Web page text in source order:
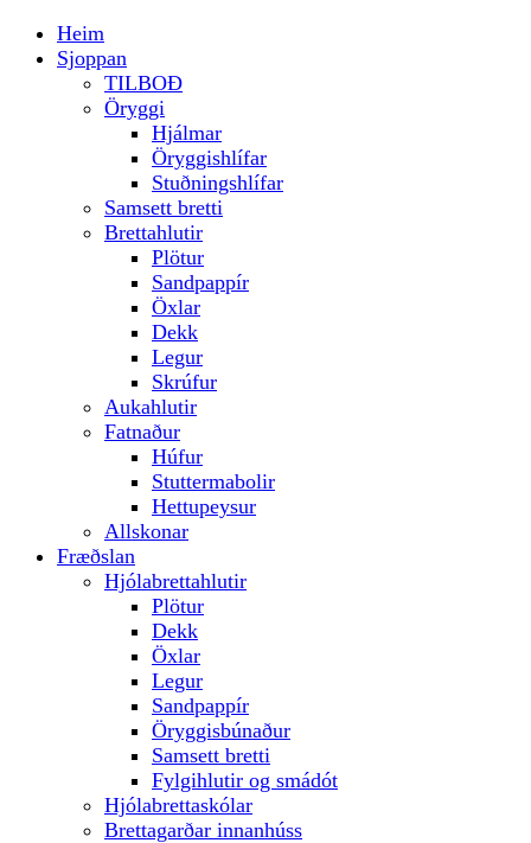
Heim
Sjoppan
TILBOÐ
Öryggi
Hjálmar
Öryggishlífar
Stuðningshlífar
Samsett bretti
Brettahlutir
Plötur
Sandpappír
Öxlar
Dekk
Legur
Skrúfur
Aukahlutir
Fatnaður
Húfur
Stuttermabolir
Hettupeysur
Allskonar
Fræðslan
Hjólabrettahlutir
Plötur
Dekk
Öxlar
Legur
Sandpappír
Öryggisbúnaður
Samsett bretti
Fylgihlutir og smádót
Hjólabrettaskólar
Brettagarðar innanhúss